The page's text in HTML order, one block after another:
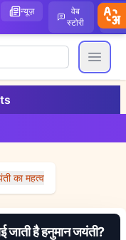
न्यूज़
वेब
स्टोरी
Open
का महत्व
जाती है हनुमान जयंती?